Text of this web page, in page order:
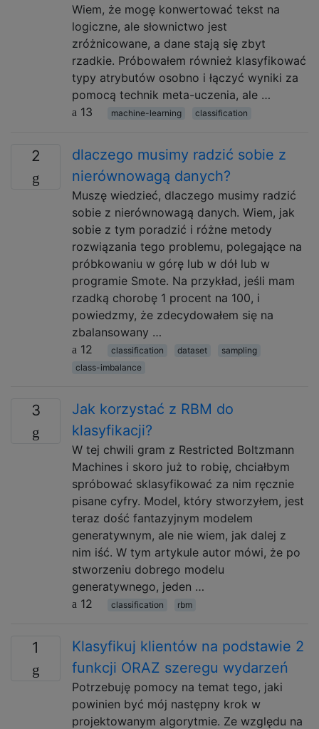
Wiem, że mogę konwertować tekst na
logiczne, ale słownictwo jest
zróżnicowane, a dane stają się zbyt
rzadkie. Próbowałem również klasyfikować
typy atrybutów osobno i łączyć wyniki za
pomocą technik meta-uczenia, ale …
13
machine-learning classification
2
dlaczego musimy radzić sobie z
nierównowagą danych?
Muszę wiedzieć, dlaczego musimy radzić
sobie z nierównowagą danych. Wiem, jak
sobie z tym poradzić i różne metody
rozwiązania tego problemu, polegające na
próbkowaniu w górę lub w dół lub w
programie Smote. Na przykład, jeśli mam
rzadką chorobę 1 procent na 100, i
powiedzmy, że zdecydowałem się na
zbalansowany …
12
classification dataset
sampling
class-imbalance
3
Jak korzystać z RBM do
klasyfikacji?
W tej chwili gram z Restricted Boltzmann
Machines i skoro już to robię, chciałbym
spróbować sklasyfikować za nim ręcznie
pisane cyfry. Model, który stworzyłem, jest
teraz dość fantazyjnym modelem
generatywnym, ale nie wiem, jak dalej z
nim iść. W tym artykule autor mówi, że po
stworzeniu dobrego modelu
generatywnego, jeden …
12
classification rbm
1
Klasyfikuj klientów na podstawie 2
funkcji ORAZ szeregu wydarzeń
Potrzebuję pomocy na temat tego, jaki
powinien być mój następny krok w
projektowanym algorytmie. Ze względu na